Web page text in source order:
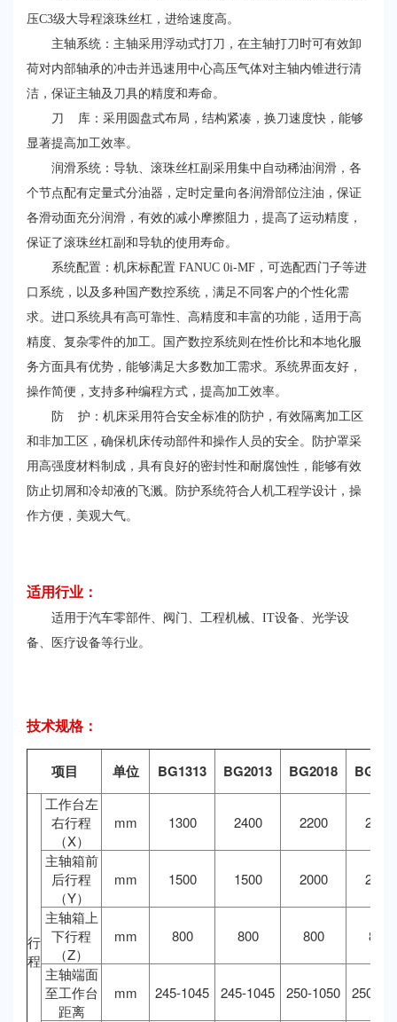
压C3级大导程滚珠丝杠，进给速度高。
主轴系统：主轴采用浮动式打刀，在主轴打刀时可有效卸
荷对内部轴承的冲击并迅速用中心高压气体对主轴内锥进行清
洁，保证主轴及刀具的精度和寿命。
刀 库：采用圆盘式布局，结构紧凑，换刀速度快，能够
显著提高加工效率。
润滑系统：导轨、滚珠丝杠副采用集中自动稀油润滑，各
个节点配有定量式分油器，定时定量向各润滑部位注油，保证
各滑动面充分润滑，有效的减小摩擦阻力，提高了运动精度，
保证了滚珠丝杠副和导轨的使用寿命。
系统配置：机床标配置 FANUC 0i-MF，可选配西门子等进
口系统，以及多种国产数控系统，满足不同客户的个性化需
求。进口系统具有高可靠性、高精度和丰富的功能，适用于高
精度、复杂零件的加工。国产数控系统则在性价比和本地化服
务方面具有优势，能够满足大多数加工需求。系统界面友好，
操作简便，支持多种编程方式，提高加工效率。
防 护：机床采用符合安全标准的防护，有效隔离加工区
和非加工区，确保机床传动部件和操作人员的安全。防护罩采
用高强度材料制成，具有良好的密封性和耐腐蚀性，能够有效
防止切屑和冷却液的飞溅。防护系统符合人机工程学设计，操
作方便，美观大气。
适用行业：
适用于汽车零部件、阀门、工程机械、IT设备、光学设
备、医疗设备等行业。
技术规格：
项目 单位 BG1313 BG2013 BG2018
行
程
工作台左
右行程
（X）
mm 1300 2400 2200 2700
主轴箱前
后行程
（Y）
mm 1500 1500 2000 2000
主轴箱上
下行程
（Z）
mm 800 800 800 800
主轴端面
至工作台
距离
mm 245-1045 245-1045 250-1050 250-